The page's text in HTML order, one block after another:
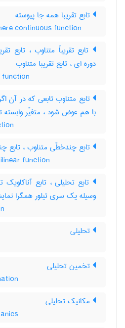
تابع تقریبا همه جا پیوسته
continuous function
تابع تقریباً متناوب ، تابع
دوره ای ، تابع تقریبا متناوب
تابع متناوب تابعی که در آن
با هم عوض شود ، متغیّر
تابع چندخطّی متناوب ، تابع
function
تابع تحلیلی ، تابع آناکاویک
وسیله یک سری تیلور همگرا
تحلیلی
تخمین تحلیلی
مکانیک تحلیلی